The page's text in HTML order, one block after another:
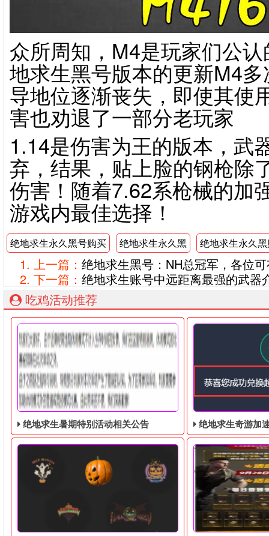
众所周知，M4是玩家们公
地求生黑号版本的更新M4
导地位逐渐丧失，即使其使
害也劝退了一部分老玩家
1.14是伤害为王的版本，武
弃，结果，贴上脸的钢枪除
伤害！随着7.62系枪械的加
游戏内最佳选择！
绝地求生永久黑号购买 绝地求生永久黑 绝地求生永久
上一篇： 绝地求生黑号：NH总冠军，各位
下一篇： 绝地求生账号中远距离最强的武器
吃鸡活动推荐
绝地求生暑期特别活动相关公告 绝地求生奇游加速器免